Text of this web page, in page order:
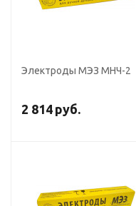
Электроды МЭЗ МНЧ-2
2 814 руб.